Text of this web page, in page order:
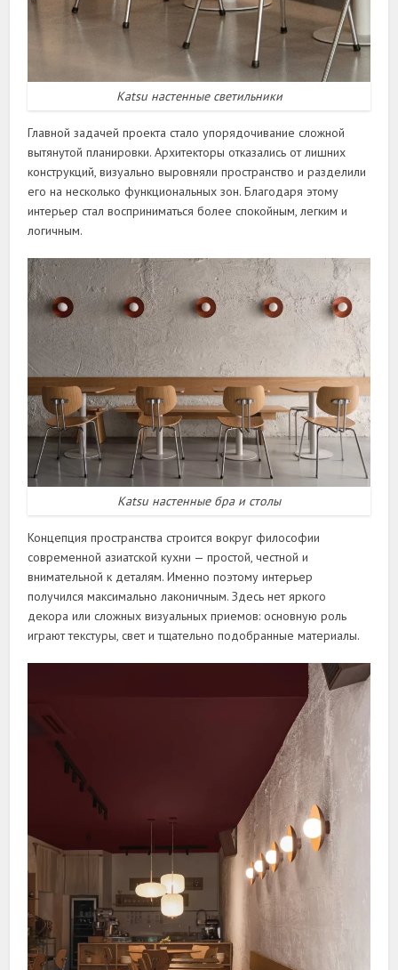
Katsu настенные светильники
Главной задачей проекта стало упорядочивание сложной
вытянутой планировки. Архитекторы отказались от лишних
конструкций, визуально выровняли пространство и разделили
его на несколько функциональных зон. Благодаря этому
интерьер стал восприниматься более спокойным, легким и
логичным.
Katsu настенные бра и столы
Концепция пространства строится вокруг философии
современной азиатской кухни — простой, честной и
внимательной к деталям. Именно поэтому интерьер
получился максимально лаконичным. Здесь нет яркого
декора или сложных визуальных приемов: основную роль
играют текстуры, свет и тщательно подобранные материалы.